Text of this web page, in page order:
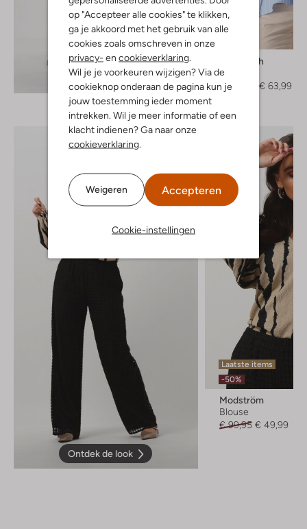
op "Accepteer alle cookies" te klikken,
ga je akkoord met het gebruik van alle
cookies zoals omschreven in onze
privacy- en cookieverklaring
Wil je je voorkeuren wijzigen? Via de
cookieknop onderaan de pagina kun je
jouw toestemming ieder moment
intrekken. Wil je meer informatie of een
klacht indienen? Ga naar onze
cookieverklaring
Weigeren Accepteren
Cookie-instellingen
Ontdek de look
Mos Mosh
Blouse
€ 159,99
€ 63,99
Ontdek de look
Laatste items
-50%
Modström
Blouse
€ 99,95 € 49,99